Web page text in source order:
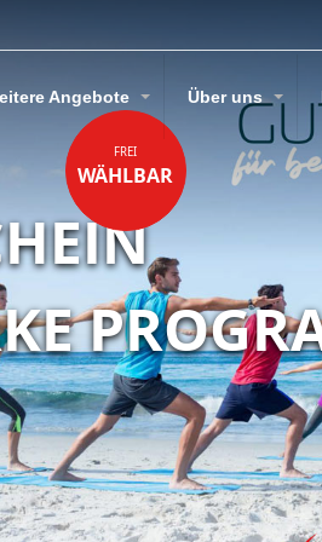
Angebote Über uns
FREI
WÄHLBAR